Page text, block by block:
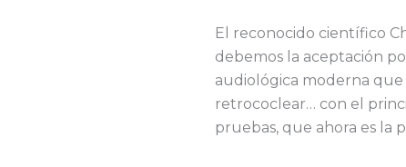
El reconocido científico
debemos la aceptación
audiológica moderna
retrococlear… con el
pruebas, que ahora es la